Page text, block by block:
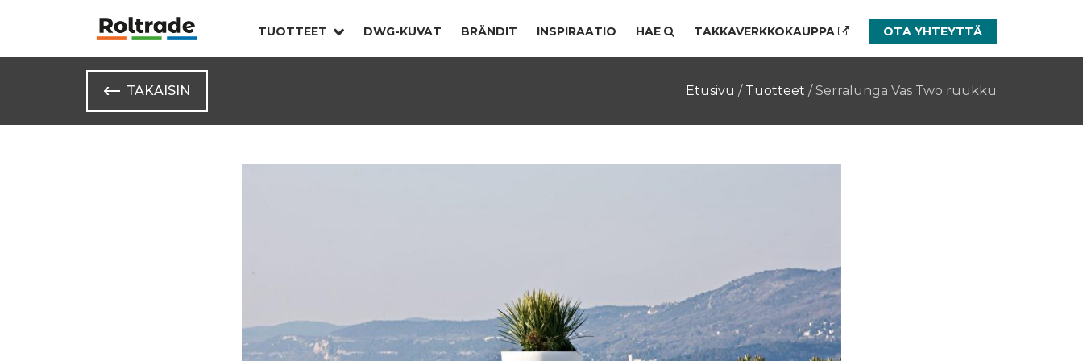
TUOTTEET DWG-KUVAT BRÄNDIT INSPIRAATIO HAE TAKKAVERKKOKAUPPA OTA YHTEYTTÄ
TAKAISIN Etusivu / Tuotteet /Serralunga Vas Two ruukku